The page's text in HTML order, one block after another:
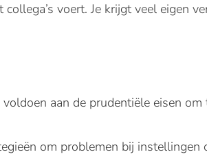
voert. Je krijgt veel eigen
aan de prudentiële eisen
om problemen bij instellingen